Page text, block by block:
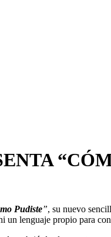
Pudiste”, su nuevo
un lenguaje propio para